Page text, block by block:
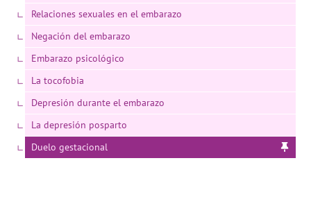
Relaciones sexuales en el embarazo
Negación del embarazo
Embarazo psicológico
La tocofobia
Depresión durante el embarazo
La depresión posparto
Duelo gestacional